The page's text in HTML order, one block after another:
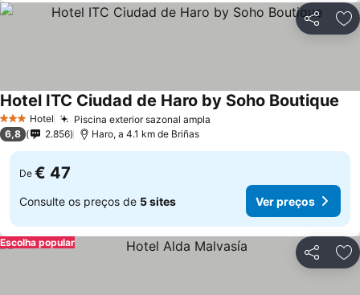
Partilhar
3 EstrelasHotel Piscina exterior sazonal ampla
Hotel ITC Ciudad de Haro by Soho Boutique
6,8 2.856 Haro, a 4.1 km de Briñas
De € 47
Consulte os preços de 5 sites Ver preços
Partilhar
Escolha popular